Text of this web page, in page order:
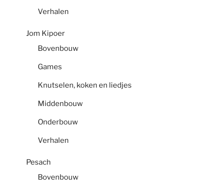
Verhalen
Jom Kipoer
Bovenbouw
Games
Knutselen, koken en liedjes
Middenbouw
Onderbouw
Verhalen
Pesach
Bovenbouw